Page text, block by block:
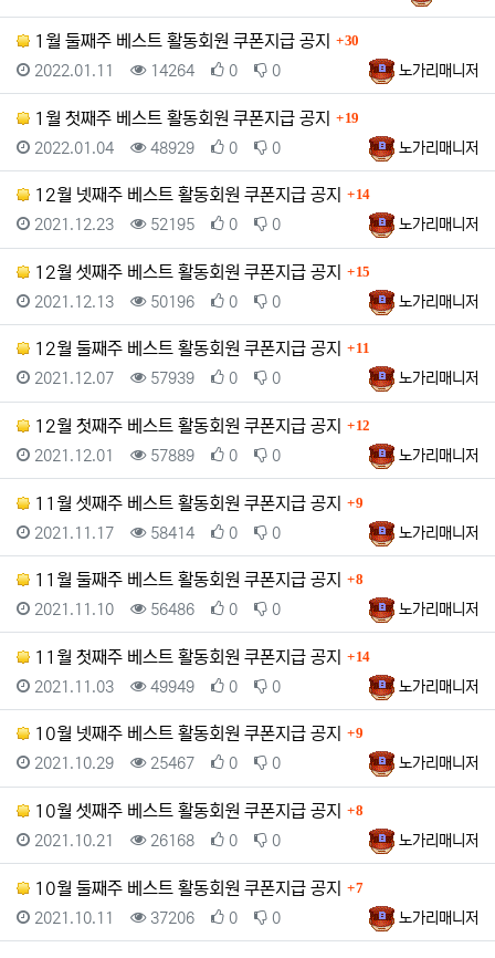
1월 둘째주 베스트 활동회원 쿠폰지급 공지 댓글
30
등록자노가리매니저
등록일
2022.01.11 조회
14264 추천
0 비추천
0
1월 첫째주 베스트 활동회원 쿠폰지급 공지 댓글
19
등록자노가리매니저
등록일
2022.01.04 조회
48929 추천
0 비추천
0
12월 넷째주 베스트 활동회원 쿠폰지급 공지 댓글
14
등록자노가리매니저
등록일
2021.12.23 조회
52195 추천
0 비추천
0
12월 셋째주 베스트 활동회원 쿠폰지급 공지 댓글
15
등록자노가리매니저
등록일
2021.12.13 조회
50196 추천
0 비추천
0
12월 둘째주 베스트 활동회원 쿠폰지급 공지 댓글
11
등록자노가리매니저
등록일
2021.12.07 조회
57939 추천
0 비추천
0
12월 첫째주 베스트 활동회원 쿠폰지급 공지 댓글
12
등록자노가리매니저
등록일
2021.12.01 조회
57889 추천
0 비추천
0
11월 셋째주 베스트 활동회원 쿠폰지급 공지 댓글
9
등록자노가리매니저
등록일
2021.11.17 조회
58414 추천
0 비추천
0
11월 둘째주 베스트 활동회원 쿠폰지급 공지 댓글
8
등록자노가리매니저
등록일
2021.11.10 조회
56486 추천
0 비추천
0
11월 첫째주 베스트 활동회원 쿠폰지급 공지 댓글
14
등록자노가리매니저
등록일
2021.11.03 조회
49949 추천
0 비추천
0
10월 넷째주 베스트 활동회원 쿠폰지급 공지 댓글
9
등록자노가리매니저
등록일
2021.10.29 조회
25467 추천
0 비추천
0
10월 셋째주 베스트 활동회원 쿠폰지급 공지 댓글
8
등록자노가리매니저
등록일
2021.10.21 조회
26168 추천
0 비추천
0
10월 둘째주 베스트 활동회원 쿠폰지급 공지 댓글
7
등록자노가리매니저
등록일
2021.10.11 조회
37206 추천
0 비추천
0